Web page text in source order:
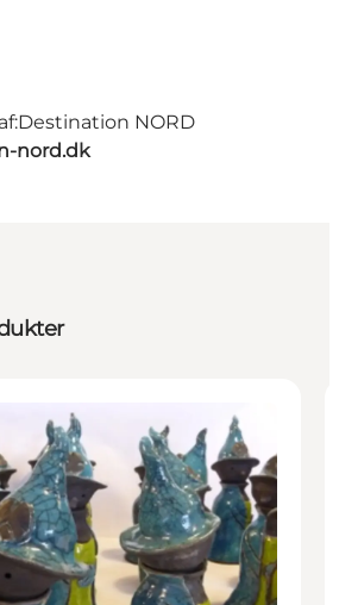
Destination NORD
nord.dk